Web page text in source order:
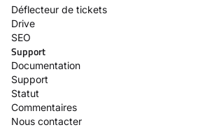
Déflecteur de tickets
Drive
SEO
Support
Documentation
Support
Statut
Commentaires
Nous contacter